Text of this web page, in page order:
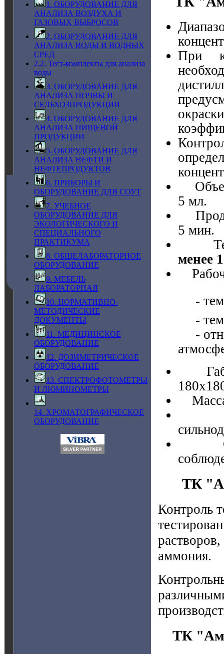
1. ОБОРУДОВАНИЕ ДЛЯ
АНАЛИЗА ВОЗДУХА И
ГАЗОВЫХ ВЫБРОСОВ
2. ОБОРУДОВАНИЕ ДЛЯ
АНАЛИЗА ВОДЫ И ВОДНЫХ
СРЕД
2.2. Тест-комплекты для анализа
воды
3. ОБОРУДОВАНИЕ ДЛЯ
АНАЛИЗА ПОЧВЫ И
СЕЛЬХОЗПРОДУКЦИИ
4. ОБОРУДОВАНИЕ ДЛЯ
АНАЛИЗА ПИЩЕВОЙ
ПРОДУКЦИИ
5. ОБОРУДОВАНИЕ ДЛЯ
АНАЛИЗА НЕФТИ И
НЕФТЕПРОДУКТОВ
6. ПРИБОРЫ И
ОБОРУДОВАНИЕ ДЛЯ СОУТ
7. УЧЕБНОЕ
ОБОРУДОВАНИЕ ДЛЯ
ЭКОЛОГИЧЕСКОГО И
СПЕЦИАЛЬНОГО
ПРАКТИКУМА
8. ОБЩЕЛАБОРАТОРНОЕ
ОБОРУДОВАНИЕ
9. МЕБЕЛЬ
ЛАБОРАТОРНАЯ
10. НОРМАТИВНО-
МЕТОДИЧЕСКИЕ
ДОКУМЕНТЫ
11. МЕДИЦИНСКОЕ
ОБОРУДОВАНИЕ
12. ДОЗИМЕТРИЧЕСКОЕ
ОБОРУДОВАНИЕ
13. СПЕКТРОФОТОМЕТРЫ
И ЛЮМИНОМЕТРЫ
14. ХРОМАТОГРАФИЧЕСКОЕ
ОБОРУДОВАНИЕ
При
5 мл.
5 мин.
менее
-
-
-
Масса
Срок
ТК
Контроль
аммония.
ТК